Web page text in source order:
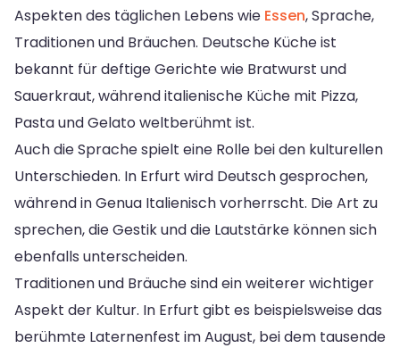
Aspekten des täglichen Lebens wie Essen, Sprache,
Traditionen und Bräuchen. Deutsche Küche ist
bekannt für deftige Gerichte wie Bratwurst und
Sauerkraut, während italienische Küche mit Pizza,
Pasta und Gelato weltberühmt ist.
Auch die Sprache spielt eine Rolle bei den kulturellen
Unterschieden. In Erfurt wird Deutsch gesprochen,
während in Genua Italienisch vorherrscht. Die Art zu
sprechen, die Gestik und die Lautstärke können sich
ebenfalls unterscheiden.
Traditionen und Bräuche sind ein weiterer wichtiger
Aspekt der Kultur. In Erfurt gibt es beispielsweise das
berühmte Laternenfest im August, bei dem tausende